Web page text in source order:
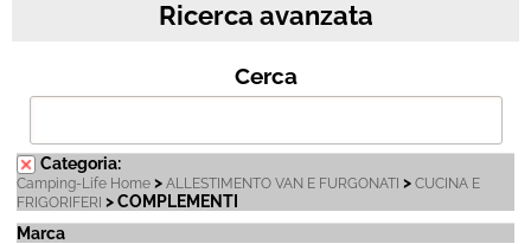
Articoli per Furgonati e Van
Speciale Arredo
BEST SELLER
Ricerca avanzata
Cerca
Categoria:
Camping-Life Home > ALLESTIMENTO VAN E FURGONATI > CUCINA E
FRIGORIFERI > COMPLEMENTI
Marca